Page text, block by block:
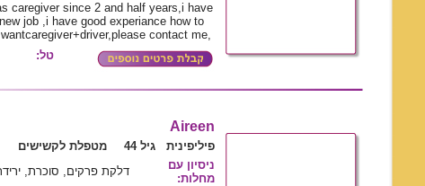
caregiver since 2 and half years,i have
job ,i have good experiance how to
contact me,
טל:
Aireen
פיליפינית גיל 44 מטפלת לקשישים
ניסיון עם
מחלות:
דלקת פרקים, סוכרת,